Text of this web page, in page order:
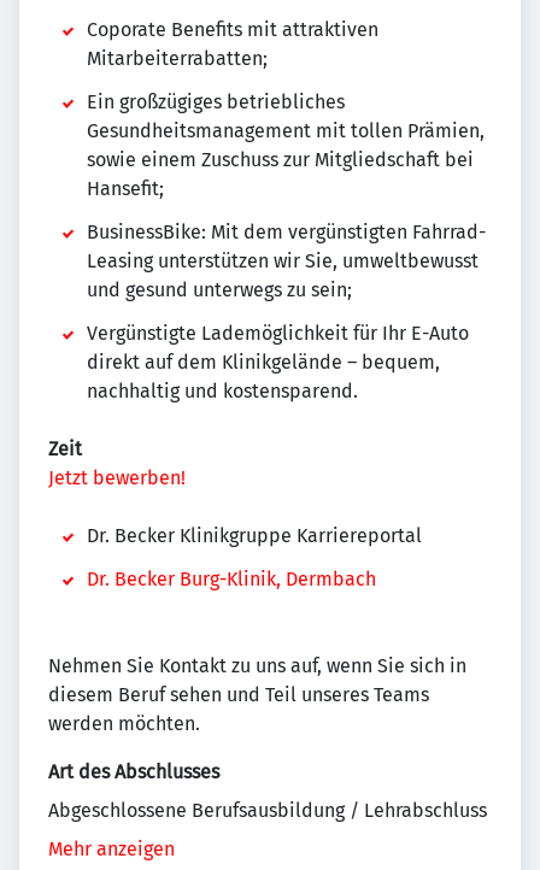
Coporate Benefits mit attraktiven
Mitarbeiterrabatten;
Ein großzügiges betriebliches
Gesundheitsmanagement mit tollen Prämien,
sowie einem Zuschuss zur Mitgliedschaft bei
Hansefit;
BusinessBike: Mit dem vergünstigten Fahrrad-
Leasing unterstützen wir Sie, umweltbewusst
und gesund unterwegs zu sein;
Vergünstigte Lademöglichkeit für Ihr E-Auto
direkt auf dem Klinikgelände – bequem,
nachhaltig und kostensparend.
Zeit
Jetzt bewerben!
Dr. Becker Klinikgruppe Karriereportal
Dr. Becker Burg-Klinik, Dermbach
Nehmen Sie Kontakt zu uns auf, wenn Sie sich in
diesem Beruf sehen und Teil unseres Teams
werden möchten.
Art des Abschlusses
Abgeschlossene Berufsausbildung / Lehrabschluss
Mehr anzeigen